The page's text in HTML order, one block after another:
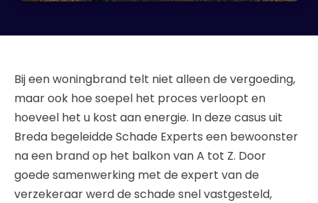
Bij een woningbrand telt niet alleen de vergoeding,
maar ook hoe soepel het proces verloopt en
hoeveel het u kost aan energie. In deze casus uit
Breda begeleidde Schade Experts een bewoonster
na een brand op het balkon van A tot Z. Door
goede samenwerking met de expert van de
verzekeraar werd de schade snel vastgesteld,